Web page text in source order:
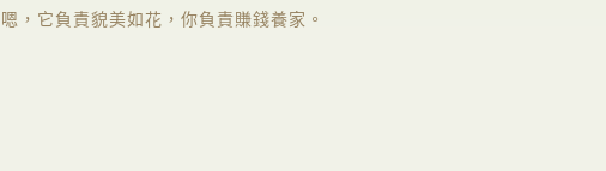
嗯，它負責貌美如花，你負責賺錢養家。